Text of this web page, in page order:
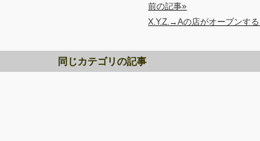
前の記事»
X.Y.Z.→Aの店がオープンする
同じカテゴリの記事